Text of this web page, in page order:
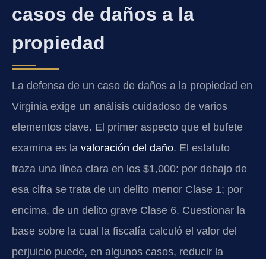
casos de daños a la
propiedad
La defensa de un caso de daños a la propiedad en
Virginia exige un análisis cuidadoso de varios
elementos clave. El primer aspecto que el bufete
examina es la valoración del daño. El estatuto
traza una línea clara en los $1,000: por debajo de
esa cifra se trata de un delito menor Clase 1; por
encima, de un delito grave Clase 6. Cuestionar la
base sobre la cual la fiscalía calculó el valor del
perjuicio puede, en algunos casos, reducir la